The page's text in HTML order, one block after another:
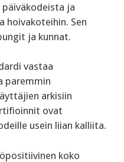
ja
hoivakoteihin. Sen
ja kunnat.
vastaa
paremmin
arkisiin
ovat
usein liian kalliita.
koko